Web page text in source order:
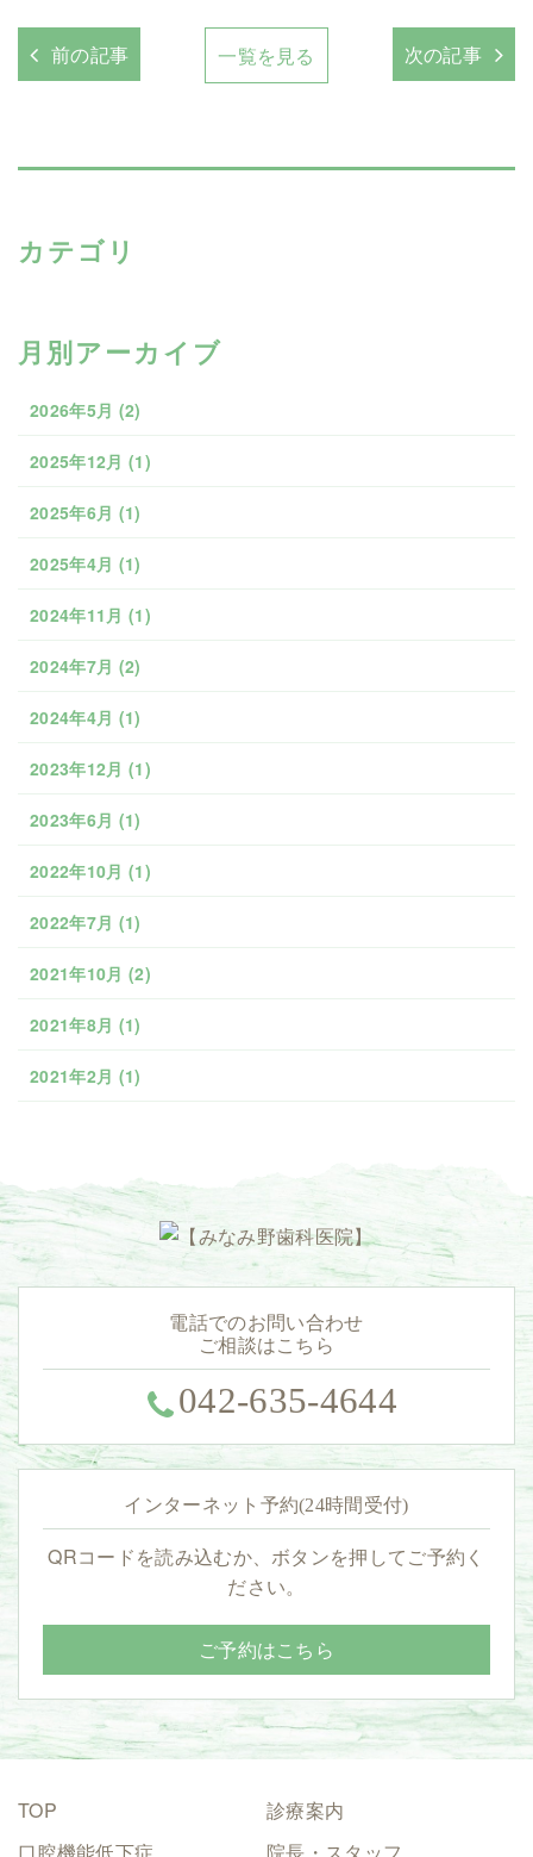
前の記事 一覧を見る 次の記事
カテゴリ
月別アーカイブ
2026年5月 (2)
2025年12月 (1)
2025年6月 (1)
2025年4月 (1)
2024年11月 (1)
2024年7月 (2)
2024年4月 (1)
2023年12月 (1)
2023年6月 (1)
2022年10月 (1)
2022年7月 (1)
2021年10月 (2)
2021年8月 (1)
2021年2月 (1)
電話でのお問い合わせ
ご相談はこちら
042-635-4644
インターネット予約(24時間受付)
QRコードを読み込むか、ボタンを押してご予約く
ださい。
ご予約はこちら
TOP
診療案内